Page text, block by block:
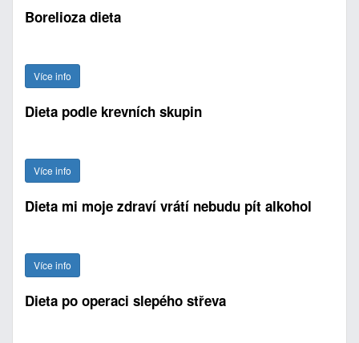
Borelioza dieta
Více info
Dieta podle krevních skupin
Více info
Dieta mi moje zdraví vrátí nebudu pít alkohol
Více info
Dieta po operaci slepého střeva